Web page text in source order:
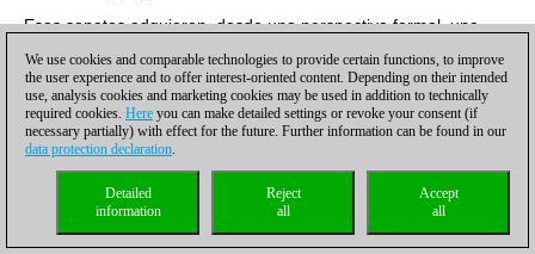
Esos sonetos adquieren, desde una perspectiva formal, una
versos, en particular en su tramo final, apelan a los orígenes de
todo y a los misterios últimos y, al hacerlo, desde luego que no
sólo alude al mundo específico del ajedrez. Es que creemos
que no hay persona alguna, sea o no ajedrecista que, al
conocerlos, al advertir su belleza poética y al saborear los
alcances de su contenido metafísico, no podrá dejar de
conmoverse. Y nos atrevemos a plantear que podrían ser
recitados, una y otra vez, como si de un mantra se tratase. De
We use cookies and comparable technologies to provide certain functions, to improve
the user experience and to offer interest-oriented content. Depending on their intended
use, analysis cookies and marketing cookies may be used in addition to technically
required cookies. Here you can make detailed settings or revoke your consent (if
necessary partially) with effect for the future. Further information can be found in our
data protection declaration.
Accept
all
Reject
all
Detailed
information